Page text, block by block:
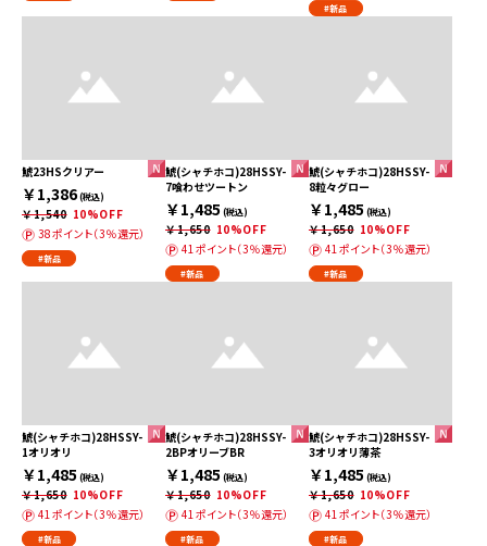
#新品
鯱23HSクリアー
￥1,386(税込)
￥1,540 10%OFF
38ポイント（3％還元）
#新品
鯱(シャチホコ)28HSSY-
7喰わせツートン
￥1,485 (税込)
￥1,650 10%OFF
41ポイント（3％還元）
#新品
鯱(シャチホコ)28HSSY-
8粒々グロー
￥1,485 (税込)
￥1,650 10%OFF
41ポイント（3％還元）
#新品
鯱(シャチホコ)28HSSY-
1オリオリ
￥1,485 (税込)
￥1,650 10%OFF
41ポイント（3％還元）
#新品
鯱(シャチホコ)28HSSY-
2BPオリーブBR
￥1,485 (税込)
￥1,650 10%OFF
41ポイント（3％還元）
#新品
鯱(シャチホコ)28HSSY-
3オリオリ薄茶
￥1,485 (税込)
￥1,650 10%OFF
41ポイント（3％還元）
#新品